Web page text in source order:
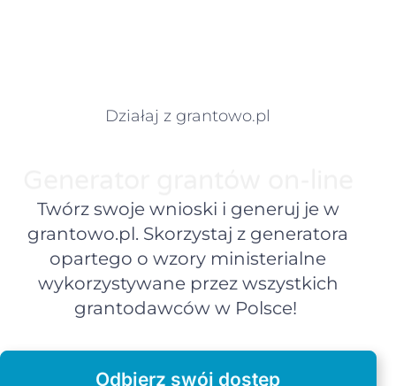
Działaj z grantowo.pl
Twórz swoje wnioski i generuj je w
grantowo.pl. Skorzystaj z generatora
opartego o wzory ministerialne
wykorzystywane przez wszystkich
grantodawców w Polsce!
Odbierz swój dostęp